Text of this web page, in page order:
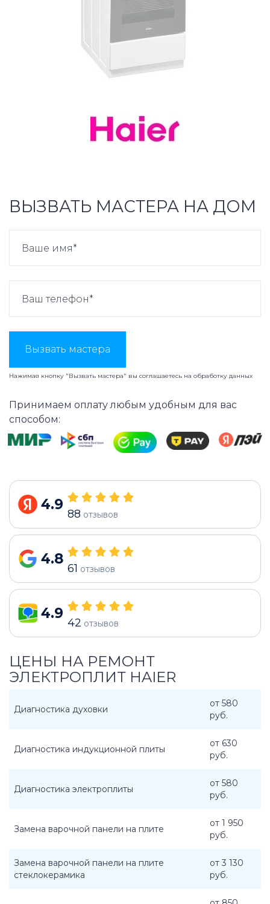
ВЫЗВАТЬ МАСТЕРА НА ДОМ
Вызвать мастера
Нажимая кнопку "Вызвать мастера" вы соглашаетесь на обработку данных
Принимаем оплату любым удобным для вас
способом:
4.9
88 отзывов
4.8
61 отзывов
4.9
42 отзывов
ЦЕНЫ НА РЕМОНТ
ЭЛЕКТРОПЛИТ HAIER
Диагностика духовки
от 580
руб.
Диагностика индукционной плиты
от 630
руб.
Диагностика электроплиты
от 580
руб.
Замена варочной панели на плите
от 1 950
руб.
Замена варочной панели на плите
стеклокерамика
от 3 130
руб.